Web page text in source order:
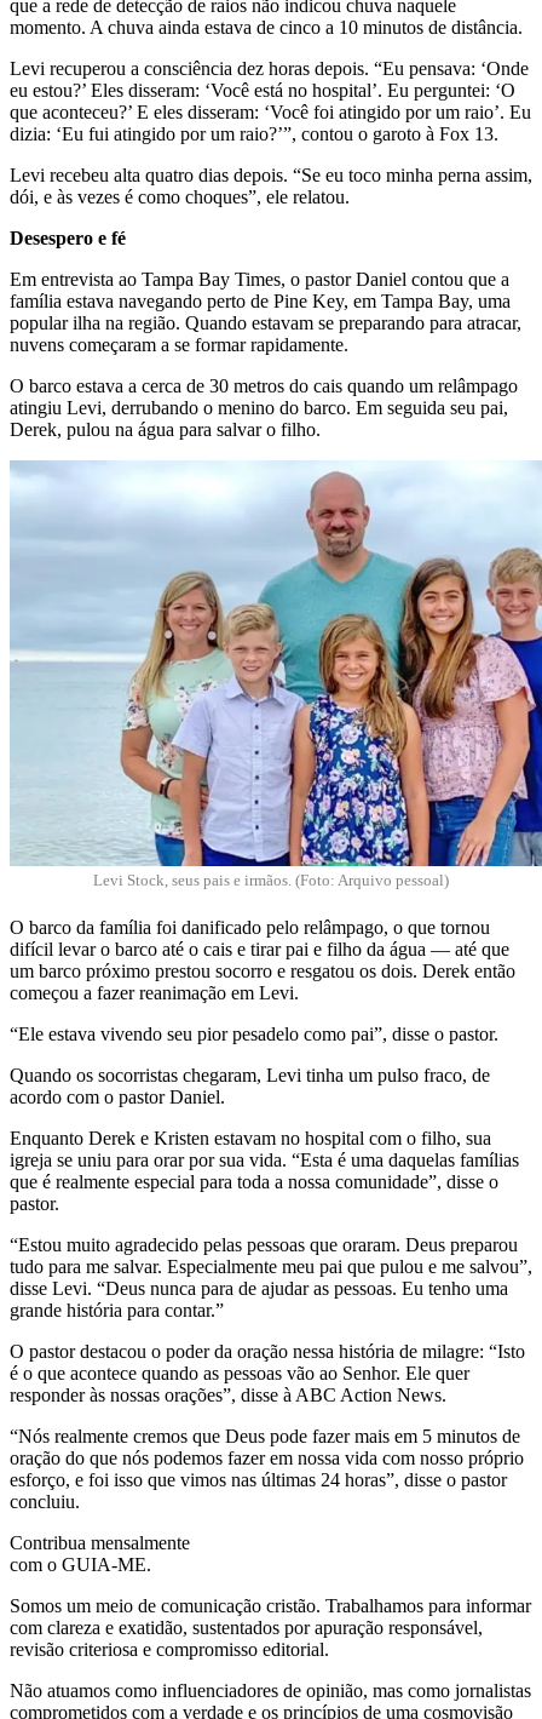
que a rede de detecção de raios não indicou chuva naquele
momento. A chuva ainda estava de cinco a 10 minutos de distância.
Levi recuperou a consciência dez horas depois. “Eu pensava: ‘Onde
eu estou?’ Eles disseram: ‘Você está no hospital’. Eu perguntei: ‘O
que aconteceu?’ E eles disseram: ‘Você foi atingido por um raio’. Eu
dizia: ‘Eu fui atingido por um raio?’”, contou o garoto à Fox 13.
Levi recebeu alta quatro dias depois. “Se eu toco minha perna assim,
dói, e às vezes é como choques”, ele relatou.
Desespero e fé
Em entrevista ao Tampa Bay Times, o pastor Daniel contou que a
família estava navegando perto de Pine Key, em Tampa Bay, uma
popular ilha na região. Quando estavam se preparando para atracar,
nuvens começaram a se formar rapidamente.
O barco estava a cerca de 30 metros do cais quando um relâmpago
atingiu Levi, derrubando o menino do barco. Em seguida seu pai,
Derek, pulou na água para salvar o filho.
Levi Stock, seus pais e irmãos. (Foto: Arquivo pessoal)
O barco da família foi danificado pelo relâmpago, o que tornou
difícil levar o barco até o cais e tirar pai e filho da água — até que
um barco próximo prestou socorro e resgatou os dois. Derek então
começou a fazer reanimação em Levi.
“Ele estava vivendo seu pior pesadelo como pai”, disse o pastor.
Quando os socorristas chegaram, Levi tinha um pulso fraco, de
acordo com o pastor Daniel.
Enquanto Derek e Kristen estavam no hospital com o filho, sua
igreja se uniu para orar por sua vida. “Esta é uma daquelas famílias
que é realmente especial para toda a nossa comunidade”, disse o
pastor.
“Estou muito agradecido pelas pessoas que oraram. Deus preparou
tudo para me salvar. Especialmente meu pai que pulou e me salvou”,
disse Levi. “Deus nunca para de ajudar as pessoas. Eu tenho uma
grande história para contar.”
O pastor destacou o poder da oração nessa história de milagre: “Isto
é o que acontece quando as pessoas vão ao Senhor. Ele quer
responder às nossas orações”, disse à ABC Action News.
“Nós realmente cremos que Deus pode fazer mais em 5 minutos de
oração do que nós podemos fazer em nossa vida com nosso próprio
esforço, e foi isso que vimos nas últimas 24 horas”, disse o pastor
concluiu.
Contribua mensalmente
com o GUIA-ME.
Somos um meio de comunicação cristão. Trabalhamos para informar
com clareza e exatidão, sustentados por apuração responsável,
revisão criteriosa e compromisso editorial.
Não atuamos como influenciadores de opinião, mas como jornalistas
comprometidos com a verdade e os princípios de uma cosmovisão